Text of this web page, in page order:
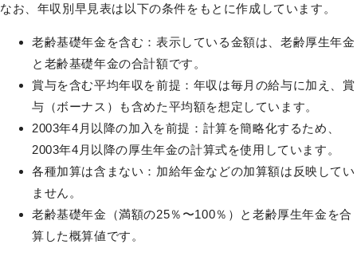
なお、年収別早見表は以下の条件をもとに作成しています。
老齢基礎年金を含む：表示している金額は、老齢厚生年金
と老齢基礎年金の合計額です。
賞与を含む平均年収を前提：年収は毎月の給与に加え、賞
与（ボーナス）も含めた平均額を想定しています。
2003年4月以降の加入を前提：計算を簡略化するため、
2003年4月以降の厚生年金の計算式を使用しています。
各種加算は含まない：加給年金などの加算額は反映してい
ません。
老齢基礎年金（満額の25％〜100％）と老齢厚生年金を合
算した概算値です。